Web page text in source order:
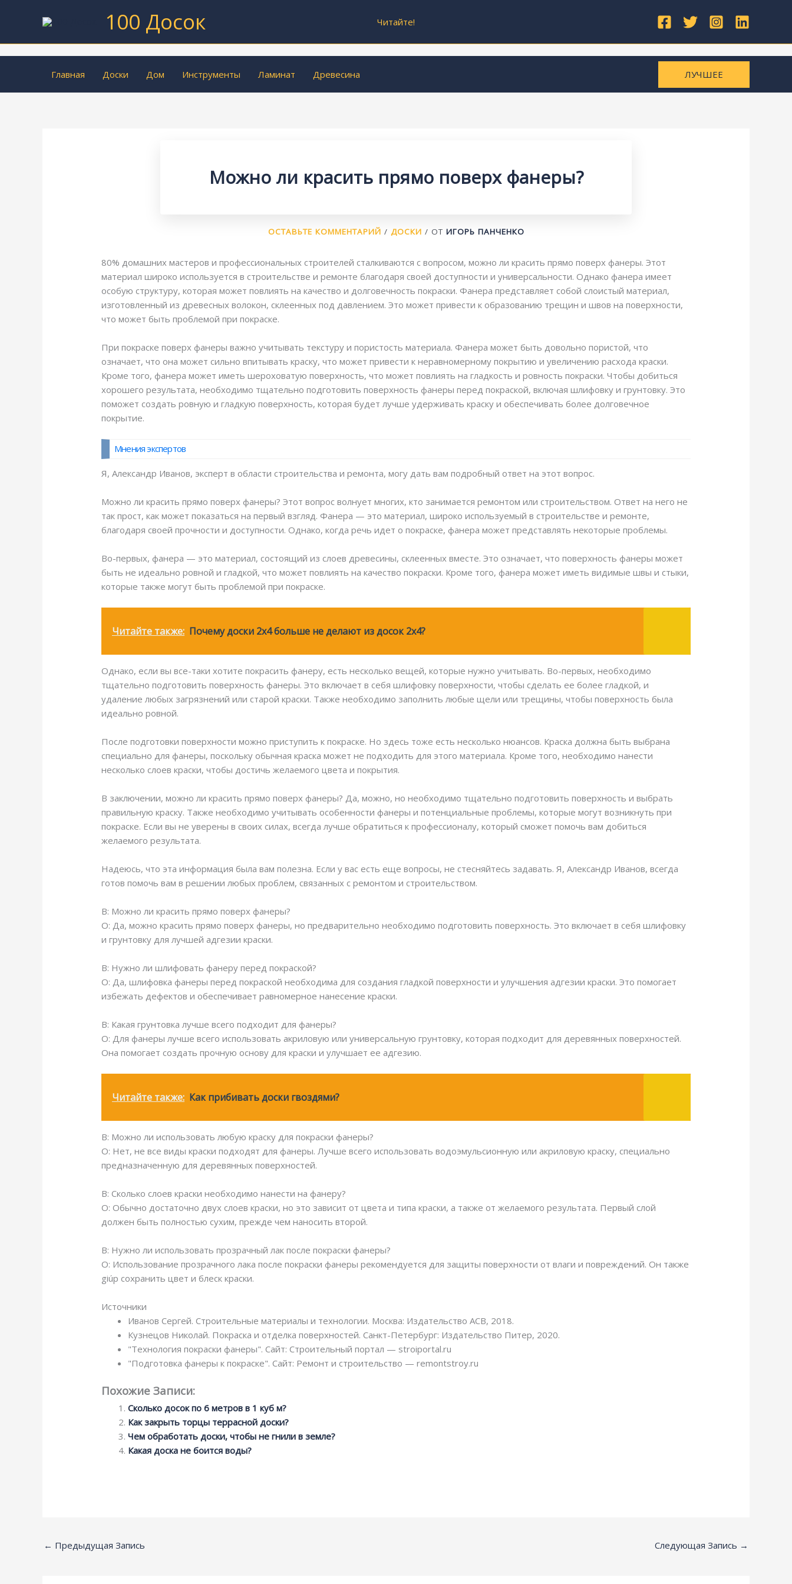
100 Досок Читайте!
Главная Доски Дом Инструменты Ламинат Древесина ЛУЧШЕЕ
Можно ли красить прямо поверх фанеры?
ОСТАВЬТЕ КОММЕНТАРИЙ / ДОСКИ / ОТ ИГОРЬ ПАНЧЕНКО
80% домашних мастеров и профессиональных строителей сталкиваются с вопросом, можно ли красить прямо поверх фанеры. Этот
материал широко используется в строительстве и ремонте благодаря своей доступности и универсальности. Однако фанера имеет
особую структуру, которая может повлиять на качество и долговечность покраски. Фанера представляет собой слоистый материал,
изготовленный из древесных волокон, склеенных под давлением. Это может привести к образованию трещин и швов на поверхности,
что может быть проблемой при покраске.
При покраске поверх фанеры важно учитывать текстуру и пористость материала. Фанера может быть довольно пористой, что
означает, что она может сильно впитывать краску, что может привести к неравномерному покрытию и увеличению расхода краски.
Кроме того, фанера может иметь шероховатую поверхность, что может повлиять на гладкость и ровность покраски. Чтобы добиться
хорошего результата, необходимо тщательно подготовить поверхность фанеры перед покраской, включая шлифовку и грунтовку. Это
поможет создать ровную и гладкую поверхность, которая будет лучше удерживать краску и обеспечивать более долговечное
покрытие.
Мнения экспертов
Я, Александр Иванов, эксперт в области строительства и ремонта, могу дать вам подробный ответ на этот вопрос.
Можно ли красить прямо поверх фанеры? Этот вопрос волнует многих, кто занимается ремонтом или строительством. Ответ на него не
так прост, как может показаться на первый взгляд. Фанера — это материал, широко используемый в строительстве и ремонте,
благодаря своей прочности и доступности. Однако, когда речь идет о покраске, фанера может представлять некоторые проблемы.
Во-первых, фанера — это материал, состоящий из слоев древесины, склеенных вместе. Это означает, что поверхность фанеры может
быть не идеально ровной и гладкой, что может повлиять на качество покраски. Кроме того, фанера может иметь видимые швы и стыки,
которые также могут быть проблемой при покраске.
Читайте также: Почему доски 2x4 больше не делают из досок 2x4?
Однако, если вы все-таки хотите покрасить фанеру, есть несколько вещей, которые нужно учитывать. Во-первых, необходимо
тщательно подготовить поверхность фанеры. Это включает в себя шлифовку поверхности, чтобы сделать ее более гладкой, и
удаление любых загрязнений или старой краски. Также необходимо заполнить любые щели или трещины, чтобы поверхность была
идеально ровной.
После подготовки поверхности можно приступить к покраске. Но здесь тоже есть несколько нюансов. Краска должна быть выбрана
специально для фанеры, поскольку обычная краска может не подходить для этого материала. Кроме того, необходимо нанести
несколько слоев краски, чтобы достичь желаемого цвета и покрытия.
В заключении, можно ли красить прямо поверх фанеры? Да, можно, но необходимо тщательно подготовить поверхность и выбрать
правильную краску. Также необходимо учитывать особенности фанеры и потенциальные проблемы, которые могут возникнуть при
покраске. Если вы не уверены в своих силах, всегда лучше обратиться к профессионалу, который сможет помочь вам добиться
желаемого результата.
Надеюсь, что эта информация была вам полезна. Если у вас есть еще вопросы, не стесняйтесь задавать. Я, Александр Иванов, всегда
готов помочь вам в решении любых проблем, связанных с ремонтом и строительством.
В: Можно ли красить прямо поверх фанеры?
О: Да, можно красить прямо поверх фанеры, но предварительно необходимо подготовить поверхность. Это включает в себя шлифовку
и грунтовку для лучшей адгезии краски.
В: Нужно ли шлифовать фанеру перед покраской?
О: Да, шлифовка фанеры перед покраской необходима для создания гладкой поверхности и улучшения адгезии краски. Это помогает
избежать дефектов и обеспечивает равномерное нанесение краски.
В: Какая грунтовка лучше всего подходит для фанеры?
О: Для фанеры лучше всего использовать акриловую или универсальную грунтовку, которая подходит для деревянных поверхностей.
Она помогает создать прочную основу для краски и улучшает ее адгезию.
Читайте также: Как прибивать доски гвоздями?
В: Можно ли использовать любую краску для покраски фанеры?
О: Нет, не все виды краски подходят для фанеры. Лучше всего использовать водоэмульсионную или акриловую краску, специально
предназначенную для деревянных поверхностей.
В: Сколько слоев краски необходимо нанести на фанеру?
О: Обычно достаточно двух слоев краски, но это зависит от цвета и типа краски, а также от желаемого результата. Первый слой
должен быть полностью сухим, прежде чем наносить второй.
В: Нужно ли использовать прозрачный лак после покраски фанеры?
О: Использование прозрачного лака после покраски фанеры рекомендуется для защиты поверхности от влаги и повреждений. Он также
giúp сохранить цвет и блеск краски.
Источники
Иванов Сергей. Строительные материалы и технологии. Москва: Издательство АСВ, 2018.
Кузнецов Николай. Покраска и отделка поверхностей. Санкт-Петербург: Издательство Питер, 2020.
"Технология покраски фанеры". Сайт: Строительный портал — stroiportal.ru
"Подготовка фанеры к покраске". Сайт: Ремонт и строительство — remontstroy.ru
Похожие Записи:
Сколько досок по 6 метров в 1 куб м?
Как закрыть торцы террасной доски?
Чем обработать доски, чтобы не гнили в земле?
Какая доска не боится воды?
← Предыдущая Запись Следующая Запись →